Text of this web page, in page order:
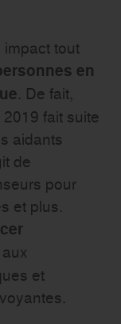
impact tout
en
. De fait,
fait suite
aidants
de
pour
et plus.
aux
et